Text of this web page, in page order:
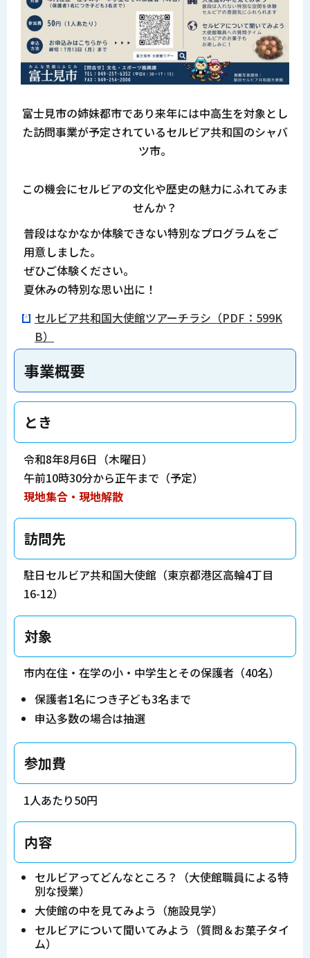
富士見市の姉妹都市であり来年には中高生を対象とし
た訪問事業が予定されているセルビア共和国のシャバ
ツ市。
この機会にセルビアの文化や歴史の魅力にふれてみま
せんか？
普段はなかなか体験できない特別なプログラムをご
用意しました。
ぜひご体験ください。
夏休みの特別な思い出に！
セルビア共和国大使館ツアーチラシ（PDF：599K
B）
事業概要
とき
令和8年8月6日（木曜日）
午前10時30分から正午まで（予定）
現地集合・現地解散
訪問先
駐日セルビア共和国大使館（東京都港区高輪4丁目
16-12）
対象
市内在住・在学の小・中学生とその保護者（40名）
保護者1名につき子ども3名まで
申込多数の場合は抽選
参加費
1人あたり50円
内容
セルビアってどんなところ？（大使館職員による特
別な授業）
大使館の中を見てみよう（施設見学）
セルビアについて聞いてみよう（質問＆お菓子タイ
ム）